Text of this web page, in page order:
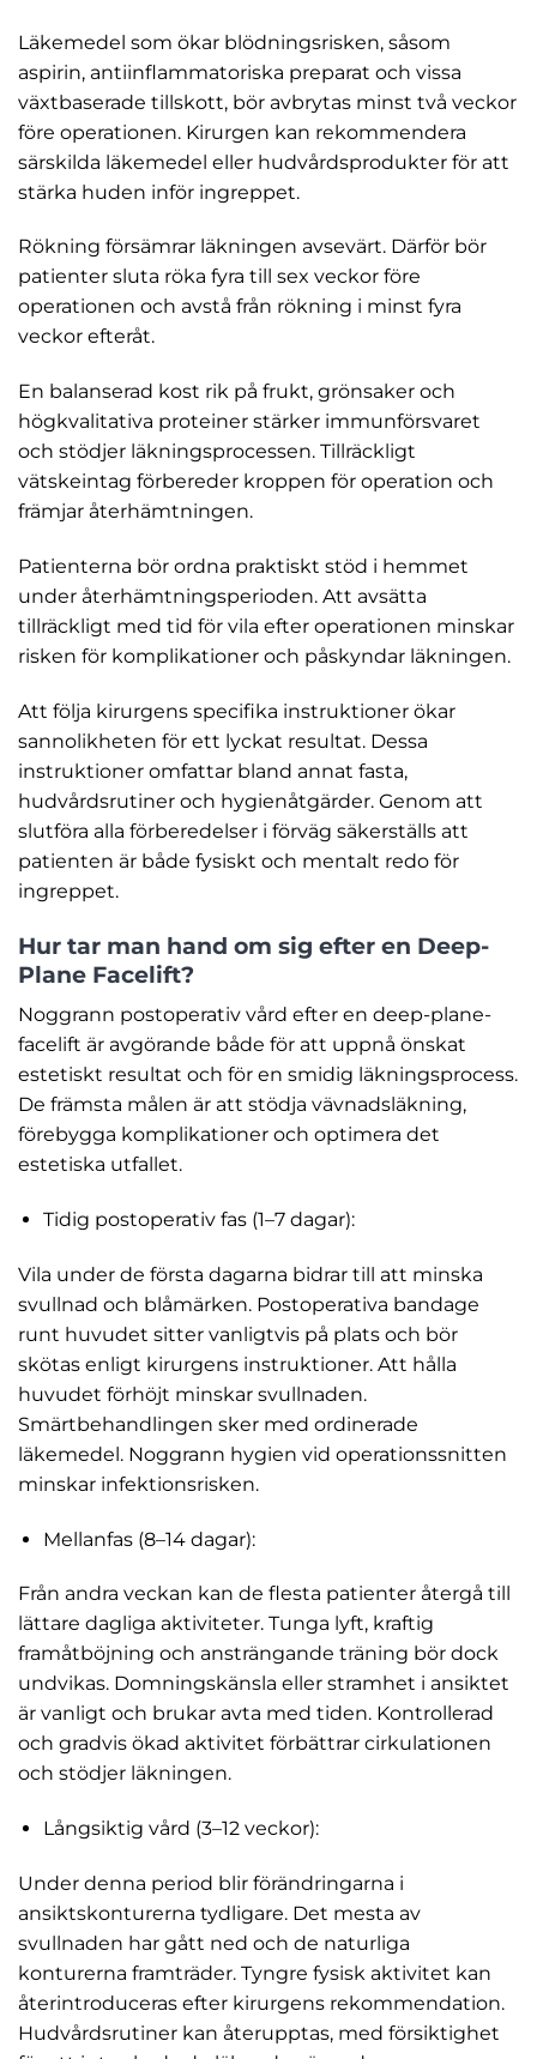
Läkemedel som ökar blödningsrisken, såsom
aspirin, antiinflammatoriska preparat och vissa
växtbaserade tillskott, bör avbrytas minst två veckor
före operationen. Kirurgen kan rekommendera
särskilda läkemedel eller hudvårdsprodukter för att
stärka huden inför ingreppet.
Rökning försämrar läkningen avsevärt. Därför bör
patienter sluta röka fyra till sex veckor före
operationen och avstå från rökning i minst fyra
veckor efteråt.
En balanserad kost rik på frukt, grönsaker och
högkvalitativa proteiner stärker immunförsvaret
och stödjer läkningsprocessen. Tillräckligt
vätskeintag förbereder kroppen för operation och
främjar återhämtningen.
Patienterna bör ordna praktiskt stöd i hemmet
under återhämtningsperioden. Att avsätta
tillräckligt med tid för vila efter operationen minskar
risken för komplikationer och påskyndar läkningen.
Att följa kirurgens specifika instruktioner ökar
sannolikheten för ett lyckat resultat. Dessa
instruktioner omfattar bland annat fasta,
hudvårdsrutiner och hygienåtgärder. Genom att
slutföra alla förberedelser i förväg säkerställs att
patienten är både fysiskt och mentalt redo för
ingreppet.
Hur tar man hand om sig efter en Deep-
Plane Facelift?
Noggrann postoperativ vård efter en deep-plane-
facelift är avgörande både för att uppnå önskat
estetiskt resultat och för en smidig läkningsprocess.
De främsta målen är att stödja vävnadsläkning,
förebygga komplikationer och optimera det
estetiska utfallet.
Tidig postoperativ fas (1–7 dagar):
Vila under de första dagarna bidrar till att minska
svullnad och blåmärken. Postoperativa bandage
runt huvudet sitter vanligtvis på plats och bör
skötas enligt kirurgens instruktioner. Att hålla
huvudet förhöjt minskar svullnaden.
Smärtbehandlingen sker med ordinerade
läkemedel. Noggrann hygien vid operationssnitten
minskar infektionsrisken.
Mellanfas (8–14 dagar):
Från andra veckan kan de flesta patienter återgå till
lättare dagliga aktiviteter. Tunga lyft, kraftig
framåtböjning och ansträngande träning bör dock
undvikas. Domningskänsla eller stramhet i ansiktet
är vanligt och brukar avta med tiden. Kontrollerad
och gradvis ökad aktivitet förbättrar cirkulationen
och stödjer läkningen.
Långsiktig vård (3–12 veckor):
Under denna period blir förändringarna i
ansiktskonturerna tydligare. Det mesta av
svullnaden har gått ned och de naturliga
konturerna framträder. Tyngre fysisk aktivitet kan
återintroduceras efter kirurgens rekommendation.
Hudvårdsrutiner kan återupptas, med försiktighet